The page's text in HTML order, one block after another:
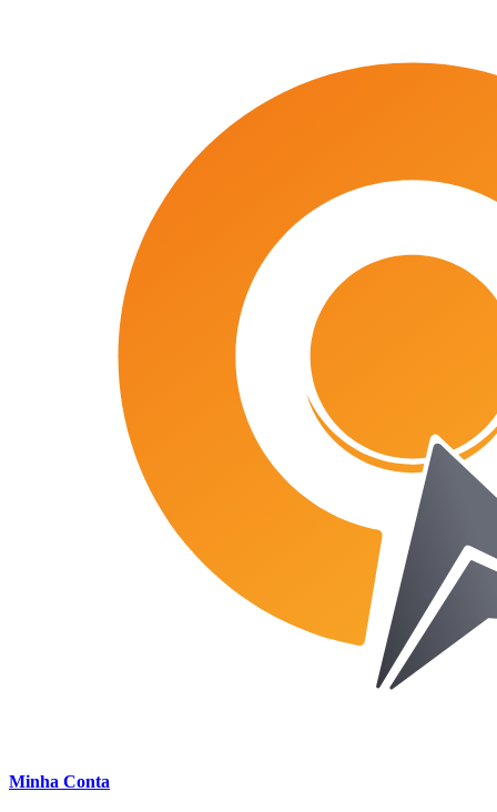
Minha Conta